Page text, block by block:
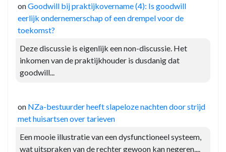
onGoodwill bij praktijkovername (4): Is goodwill
eerlijk ondernemerschap of een drempel voor de
toekomst?
Deze discussie is eigenlijk een non-discussie. Het
inkomen van de praktijkhouder is dusdanig dat
goodwill...
on NZa-bestuurder heeft slapeloze nachten door strijd
met huisartsen over tarieven
Een mooie illustratie van een dysfunctioneel systeem,
wat uitspraken van de rechter gewoon kan negeren....